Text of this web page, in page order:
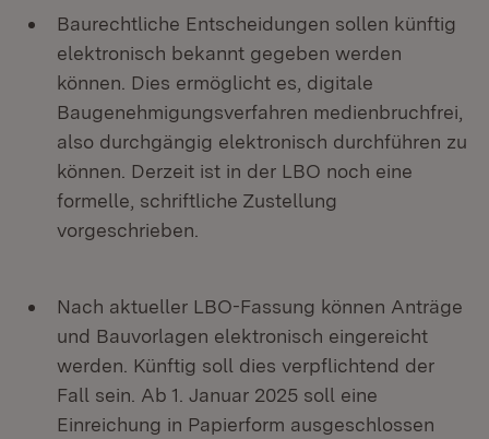
Baurechtliche Entscheidungen sollen künftig
elektronisch bekannt gegeben werden
können. Dies ermöglicht es, digitale
Baugenehmigungsverfahren medienbruchfrei,
also durchgängig elektronisch durchführen zu
können. Derzeit ist in der LBO noch eine
formelle, schriftliche Zustellung
vorgeschrieben.
Nach aktueller LBO-Fassung können Anträge
und Bauvorlagen elektronisch eingereicht
werden. Künftig soll dies verpflichtend der
Fall sein. Ab 1. Januar 2025 soll eine
Einreichung in Papierform ausgeschlossen